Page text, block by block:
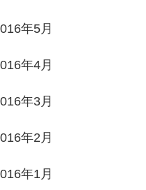
年5月
年4月
年3月
年2月
年1月